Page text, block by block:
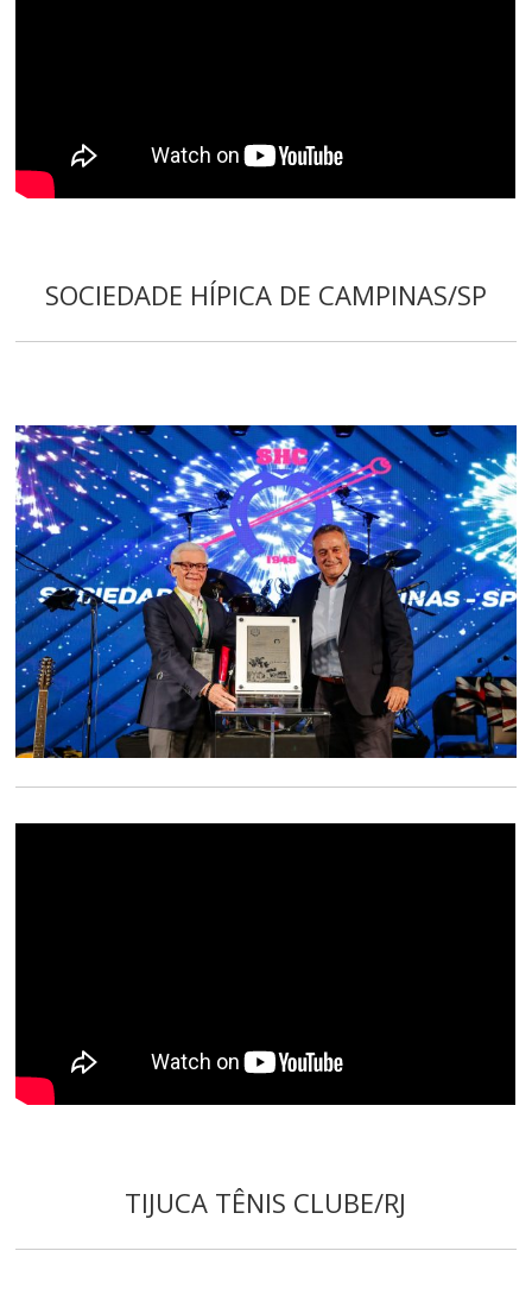
SOCIEDADE HÍPICA DE CAMPINAS/SP
TIJUCA TÊNIS CLUBE/RJ